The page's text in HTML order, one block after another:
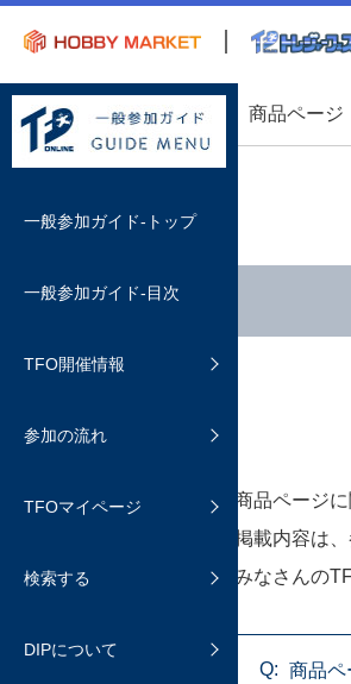
一般参加ガイド-トップ
一般参加ガイド-目次
TFO開催情報
参加の流れ
よくある
TFOマイページ TFOマイ
よくある
検索する 商品を検
よくある
DIPについて
DIPの機能
商品ペー
決済方法
おまとめ
購入時の
top 商品ページ
商品ページ
掲載内容は
みなさんの
商品ペ